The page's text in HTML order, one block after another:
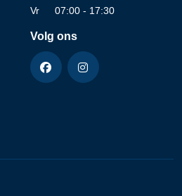
Vr
07:00 - 17:30
Volg ons